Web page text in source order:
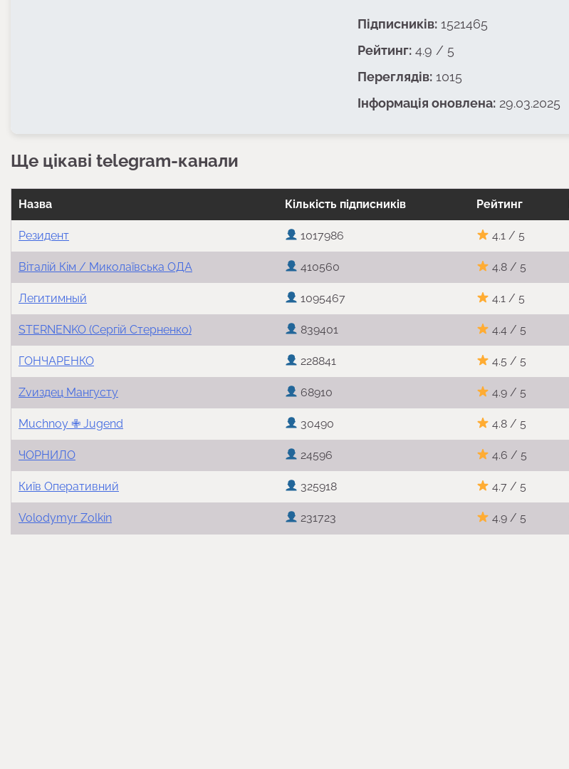
Підписників: 1521465
Рейтинг: 4.9 / 5
Переглядів: 1015
Інформація оновлена: 29.03.2025
Ще цікаві telegram-канали
Назва Кількість підписників Рейтинг
Резидент 1017986 4.1 / 5
Віталій Кім / Миколаївська ОДА 410560 4.8 / 5
Легитимный 1095467 4.1 / 5
STERNENKO (Сергій Стерненко) 839401 4.4 / 5
ГОНЧАРЕНКО 228841 4.5 / 5
Zvиздец Мангусту 68910 4.9 / 5
Muchnoy ✙ Jugend 30490 4.8 / 5
ЧОРНИЛО 24596 4.6 / 5
Київ Оперативний 325918 4.7 / 5
Volodymyr Zolkin 231723 4.9 / 5